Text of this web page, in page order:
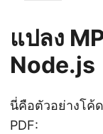
แปลง
Node.js
นี่คือตัวอย่างโค้
PDF: